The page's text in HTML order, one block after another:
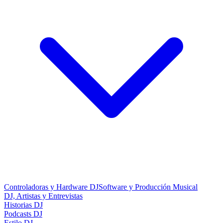
Controladoras y Hardware DJSoftware y Producción Musical
DJ, Artistas y Entrevistas
Historias DJ
Podcasts DJ